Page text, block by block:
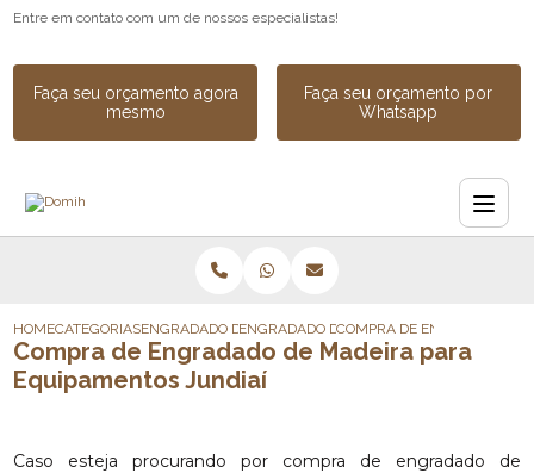
Entre em contato com um de nossos especialistas!
Faça seu orçamento agora
mesmo
Faça seu orçamento por
Whatsapp
HOMECATEGORIASENGRADADO DE MADEIRAENGRADADO DE MADEIRA PARA CARGA
COMPRA DE ENGRADADO
Compra de Engradado de Madeira para
Equipamentos Jundiaí
Caso esteja procurando por compra de engradado de